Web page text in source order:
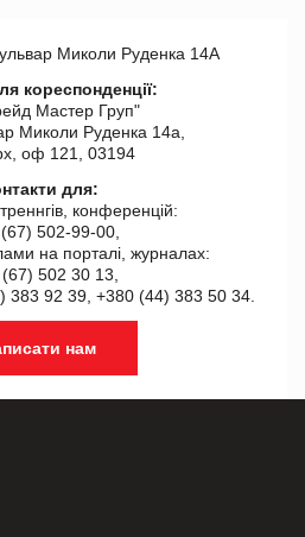
Миколи Руденка 14А
кореспонденції:
Мастер Груп"
Миколи Руденка 14а,
оф 121, 03194
для:
конференцій:
502-99-00,
на порталі, журналах:
502 30 13,
383 92 39, +380 (44) 383 50 34.
нам